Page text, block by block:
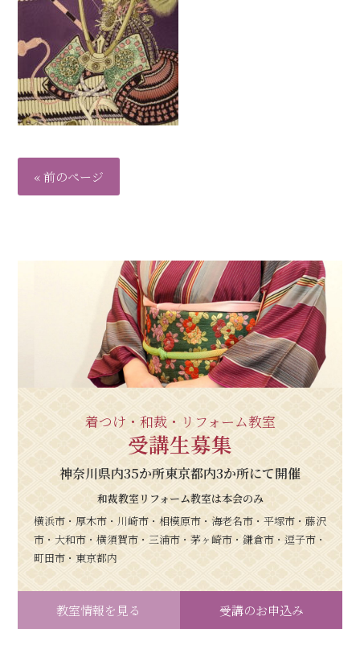
« 前のページ
着つけ・和裁・リフォーム教室
受講生募集
神奈川県内35か所東京都内3か所にて開催
和裁教室リフォーム教室は本会のみ
横浜市・厚木市・川崎市・相模原市・海老名市・平塚市・藤沢
市・大和市・横須賀市・三浦市・茅ヶ崎市・鎌倉市・逗子市・
町田市・東京都内
教室情報を見る 受講のお申込み